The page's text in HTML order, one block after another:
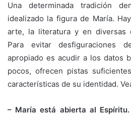
Una determinada tradición
idealizado la figura de María.
arte, la literatura y en diversas
Para evitar desfiguraciones
apropiado es acudir a los datos
pocos, ofrecen pistas
características de su identidad.
– María está abierta al Espíritu.